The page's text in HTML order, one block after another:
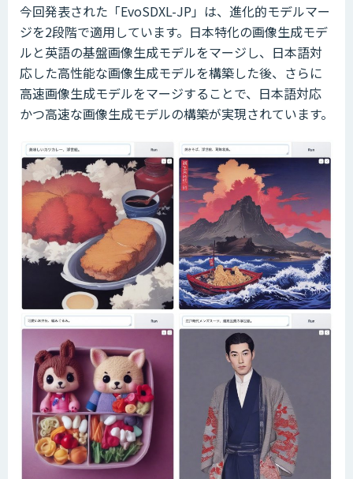
今回発表された「EvoSDXL-JP」は、進化的モデルマー
ジを2段階で適用しています。日本特化の画像生成モデ
ルと英語の基盤画像生成モデルをマージし、日本語対
応した高性能な画像生成モデルを構築した後、さらに
高速画像生成モデルをマージすることで、日本語対応
かつ高速な画像生成モデルの構築が実現されています。